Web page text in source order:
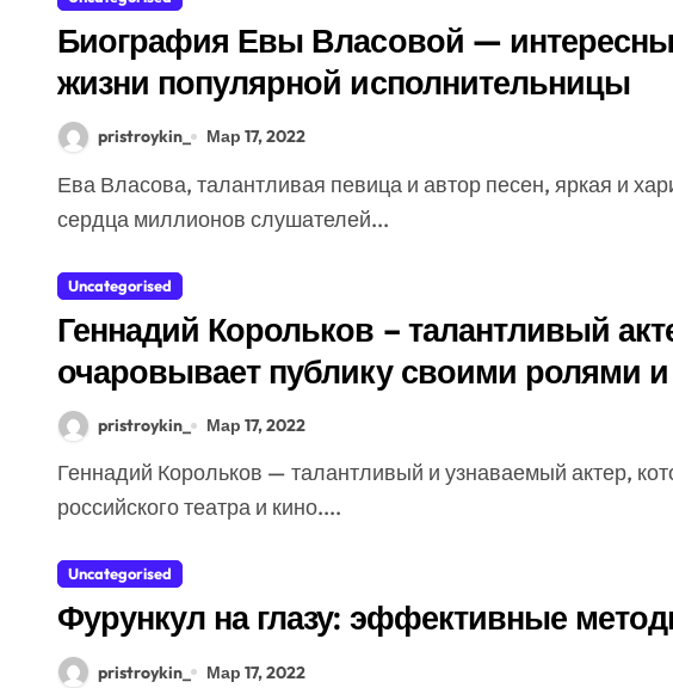
Биография Евы Власовой —
жизни популярной исполнительницы
pristroykin_ Мар 17, 2022
Ева Власова, талантливая певица и автор песен, яркая и харизматичная, сумела завоевать
сердца миллионов слушателей...
Uncategorised
Геннадий Корольков – талантливый
очаровывает публику своими ролями и
жизнью
pristroykin_ Мар 17, 2022
Геннадий Корольков — талантливый и узнаваемый актер, который стал непременной частью
российского театра и кино....
Uncategorised
Фурункул на глазу: эффективные
pristroykin_ Мар 17, 2022